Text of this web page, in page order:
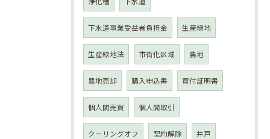
下水道事業受益者負担金 生産緑地
生産緑地法 市街化区域 農地
農地売却 購入申込書 買付証明書
個人間売買 個人間取引
クーリングオフ 契約解除 井戸